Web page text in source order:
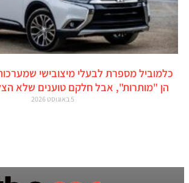
כלמוביל מספרת לבעלי מיצובישי
הן "מותרות", אבל חלקם טוענים שלא
5 באוגוסט 2026